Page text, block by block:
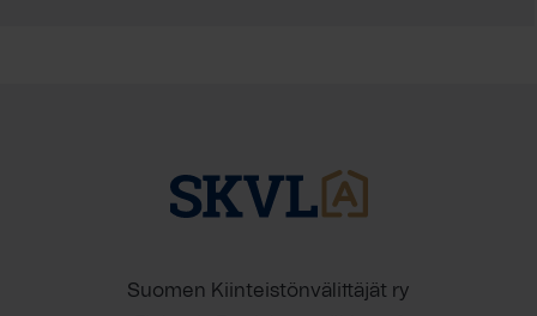
Suomen Kiinteistönvälittäjät ry